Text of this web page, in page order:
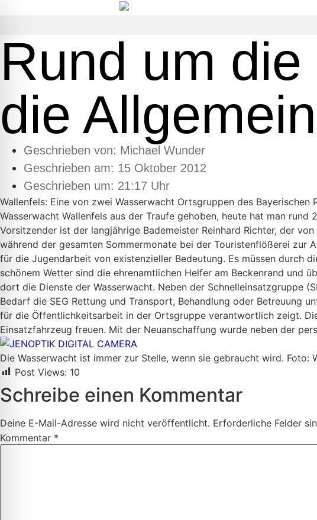
Rund um
die
Geschrieben von: Michael Wunder
Geschrieben am: 15 Oktober 2012
Geschrieben um: 21:17 Uhr
Wallenfels: Eine von zwei Wasserwacht Ortsgruppen des
Wasserwacht Wallenfels aus der Traufe gehoben, heute hat man rund
Vorsitzender ist der langjährige Bademeister Reinhard Richter, der
während der gesamten Sommermonate bei der Touristenflößerei zur
für die Jugendarbeit von existenzieller Bedeutung. Es müssen durch
schönem Wetter sind die ehrenamtlichen Helfer am Beckenrand und
dort die Dienste der Wasserwacht. Neben der Schnelleinsatzgruppe
Bedarf die SEG Rettung und Transport, Behandlung oder Betreuung
für die Öffentlichkeitsarbeit in der Ortsgruppe verantwortlich zeigt.
Einsatzfahrzeug freuen. Mit der Neuanschaffung wurde neben der
Die Wasserwacht ist immer zur Stelle, wenn sie gebraucht wird. Foto:
Post Views: 10
Schreibe einen Kommentar
Deine E-Mail-Adresse wird nicht veröffentlicht. Erforderliche Felder
Kommentar *